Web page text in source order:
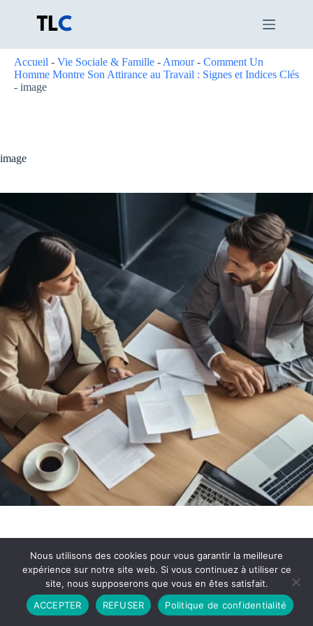
Accueil - Vie Sociale & Famille - Amour- Comment Un
Homme Montre Son Attirance au Travail : Signes et Indices Clés
- image
image
Partenariat Contact
Politique de Confidentialité
CGU
Copyright © 2026 - Propulsé par DIEUDUDIABLE
Nous utilisons des cookies pour vous garantir la meilleure
expérience sur notre site web. Si vous continuez à utiliser ce
site, nous supposerons que vous en êtes satisfait.
ACCEPTER
REFUSER Politique de confidentialité